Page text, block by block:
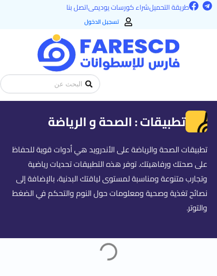
تخطي
طريقة التحميلشراء كورسات يوديمىاتصل بنا T
e
F
a تسجيل الدخول
Search
...
تطبيقات : الصحة و الرياضة
تطبيقات الصحة والرياضة على الأندرويد هي أدوات قوية للحفاظ
على صحتك ورفاهيتك. توفر هذه التطبيقات تحديات رياضية
وتجارب متنوعة ومناسبة لمستوى لياقتك البدنية، بالإضافة إلى
نصائح تغذية وصحية ومعلومات حول النوم والتحكم في الضغط
والتوتر.